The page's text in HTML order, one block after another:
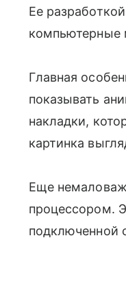
Ее
Главная
показывать
накладки,
картинка
Еще
процессором.
подключенной